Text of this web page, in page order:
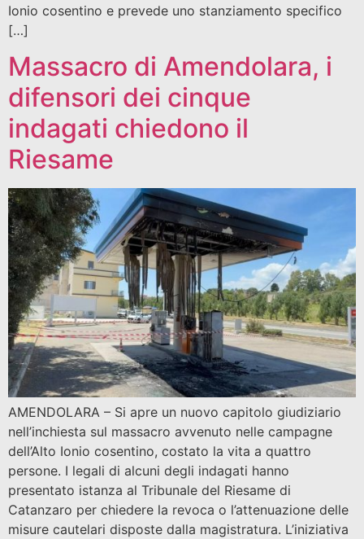
Ionio cosentino e prevede uno stanziamento specifico
[…]
Massacro di Amendolara, i
difensori dei cinque
indagati chiedono il
Riesame
AMENDOLARA – Si apre un nuovo capitolo giudiziario
nell’inchiesta sul massacro avvenuto nelle campagne
dell’Alto Ionio cosentino, costato la vita a quattro
persone. I legali di alcuni degli indagati hanno
presentato istanza al Tribunale del Riesame di
Catanzaro per chiedere la revoca o l’attenuazione delle
misure cautelari disposte dalla magistratura. L’iniziativa